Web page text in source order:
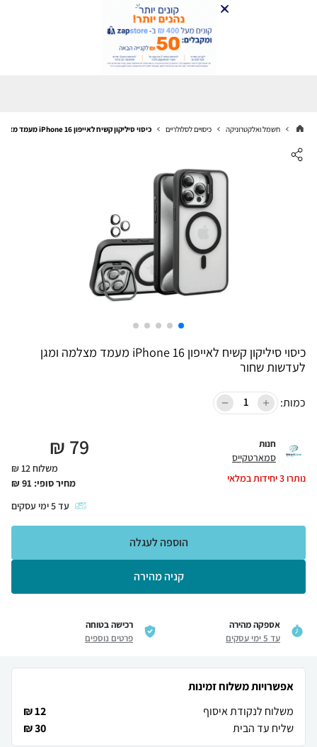
חשמל ואלקטרוניקה כיסויים לסלולריים כיסוי סיליקון קשיח לאייפון iPhone 16 מעמד מצלמה ומגן לעדשות שחור
כיסוי סיליקון קשיח לאייפון iPhone 16 מעמד מצלמה ומגן
לעדשות שחור
כמות:
חנות
סמארטקייס
נותרו3יחידות במלאי
79
₪
משלוח 12 ₪
מחיר סופי: 91
₪
עד5ימי עסקים
קניה מהירה
הוספה לעגלה
אספקה מהירה
עד 5 ימי עסקים
רכישה בטוחה
פרטים נוספים
אפשרויות משלוח זמינות
משלוח לנקודת איסוף
12 ₪
שליח עד הבית
30 ₪